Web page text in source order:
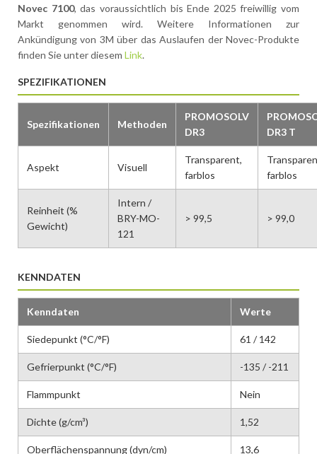
Novec 7100, das voraussichtlich bis Ende 2025 freiwillig vom
Markt genommen wird. Weitere Informationen zur
Ankündigung von 3M über das Auslaufen der Novec-Produkte
finden Sie unter diesem Link.
SPEZIFIKATIONEN
Spezifikationen Methoden
PROMOSOLV
DR3
DR3 T
Aspekt Visuell
Transparent,
farblos
farblos
Reinheit (%
Gewicht)
Intern /
BRY-MO-
121
> 99,5 > 99,0
KENNDATEN
Kenndaten Werte
Siedepunkt (°C/°F) 61 / 142
Gefrierpunkt (°C/°F) -135 / -211
Flammpunkt Nein
Dichte (g/cm³) 1,52
Oberflächenspannung (dyn/cm) 13,6